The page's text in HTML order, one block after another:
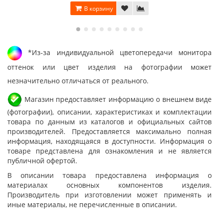
В корзину
*Из-за индивидуальной цветопередачи монитора
оттенок или цвет изделия на фотографии может
незначительно отличаться от реального.
Магазин предоставляет информацию о внешнем виде
(фотографии), описании, характеристиках и комплектации
товара по данным из каталогов и официальных сайтов
производителей. Предоставляется максимально полная
информация, находящаяся в доступности. Информация о
товаре представлена для ознакомления и не является
публичной офертой.
В описании товара предоставлена информация о
материалах основных компонентов изделия.
Производитель при изготовлении может применять и
иные материалы, не перечисленные в описании.